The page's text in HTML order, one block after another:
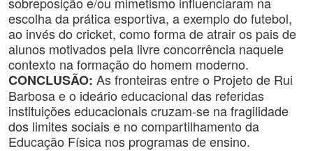
escolha da prática esportiva, a exemplo do futebol,
ao invés do cricket, como forma de atrair os pais de
alunos motivados pela livre concorrência naquele
contexto na formação do homem moderno.
CONCLUSÃO: As fronteiras entre o Projeto de Rui
Barbosa e o ideário educacional das referidas
instituições educacionais cruzam-se na fragilidade
dos limites sociais e no compartilhamento da
Educação Física nos programas de ensino.